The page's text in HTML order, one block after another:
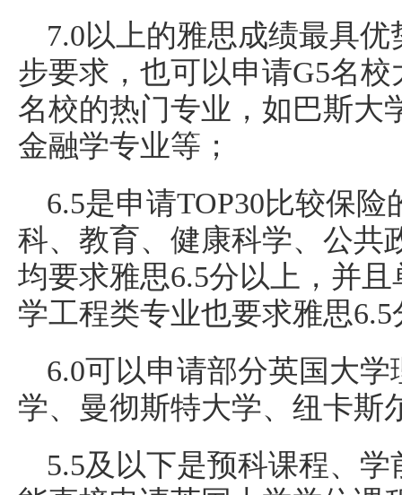
7.0以上的雅思成绩最具
步要求，也可以申请G5名
名校的热门专业，如巴斯大
金融学专业等；
6.5是申请TOP30比较保
科、教育、 健康科学、公共
均要求雅思6.5分以上，并
学工程类专业也要求雅思
6.0可以申请部分英国大
学、曼彻斯特大学、纽卡斯
5.5及以下是预科课程、